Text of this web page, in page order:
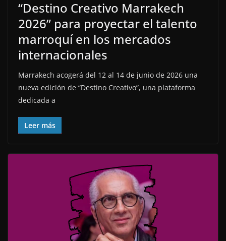
“Destino Creativo Marrakech
2026” para proyectar el talento
marroquí en los mercados
internacionales
Marrakech acogerá del 12 al 14 de junio de 2026 una
nueva edición de “Destino Creativo”, una plataforma
dedicada a
Leer más